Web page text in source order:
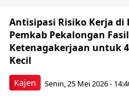
Kajen
Antisipasi Risiko Kerja di
Pemkab Pekalongan
Ketenagakerjaan untuk
Kecil
Senin, 25 Mei 2026 -